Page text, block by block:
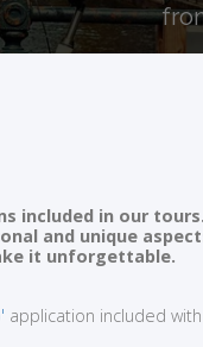
included in our
and unique
it unforgettable.
application included